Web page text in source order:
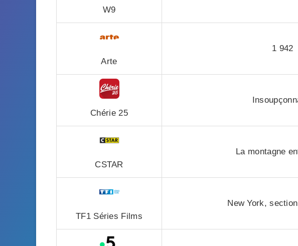
W9
Arte
1 942
Chérie 25
CSTAR
La montagne
TF1 Séries Films
New York,